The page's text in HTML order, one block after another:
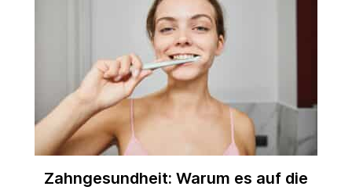
Zahngesundheit: Warum es auf die